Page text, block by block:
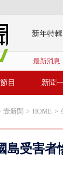
新年特輯
最新消息
目 新聞
壹新聞 > HOME >
島受害者